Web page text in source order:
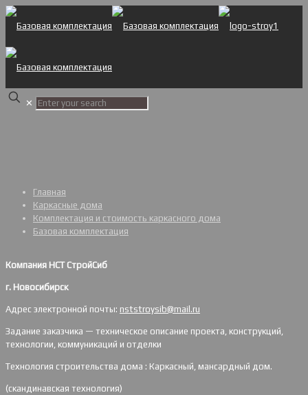
✕
Главная
Каркасные дома
Комплектация и стоимость каркасного дома
Базовая комплектация
Компания НСТ СтройСиб
г. Новосибирск
Адрес электронной почты: nststroysib@mail.ru
Задание заказчика — техническое описание проекта, конструкций,
технологии, коммуникаций и отделки
Технология строительства дома : Каркасный, мансардный дом.
(скандинавская технология)